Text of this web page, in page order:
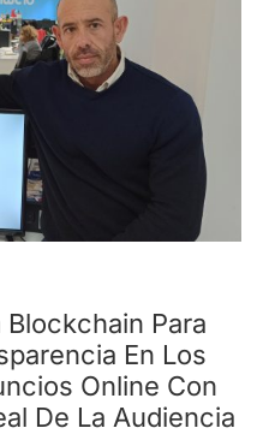
Blockchain Para
En Los
Online Con
De La Audiencia